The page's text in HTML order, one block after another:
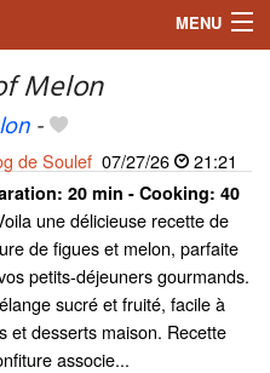
MENU
Melon
-
de Soulef 07/27/26 21:21
20 min - Cooking: 40
une délicieuse recette de
de figues et melon, parfaite
petits-déjeuners gourmands.
sucré et fruité, facile à
et desserts maison. Recette
associe...